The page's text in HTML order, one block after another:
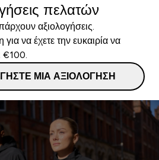
πελατών
αξιολογήσεις.
να έχετε την ευκαιρία να
€100.
ΜΙΑ ΑΞΙΟΛΌΓΗΣΗ